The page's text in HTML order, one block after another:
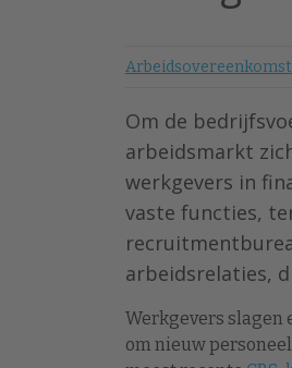
Arbeidsovereenkomst
Om de
arbeidsmarkt
werkgevers in
vaste functies,
arbeidsrelaties,
Werkgevers slagen
om nieuw